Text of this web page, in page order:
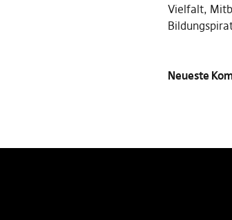
Vielfalt,
Neueste